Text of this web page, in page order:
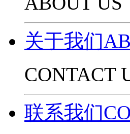
关于我们
CONTACT
联系我们